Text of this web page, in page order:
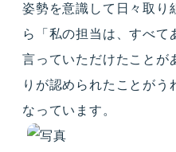
姿勢を意識して日々取り
ら「私の担当は、すべて
言っていただけたことが
りが認められたことがう
なっています。